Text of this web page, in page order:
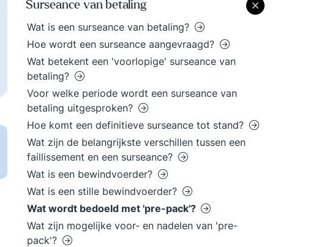
Surseance van betaling
Wat is een surseance van betaling?
Hoe wordt een surseance aangevraagd?
Wat betekent een 'voorlopige' surseance van
betaling?
Voor welke periode wordt een surseance van
betaling uitgesproken?
Hoe komt een definitieve surseance tot stand?
Wat zijn de belangrijkste verschillen tussen een
faillissement en een surseance?
Wat is een bewindvoerder?
Wat is een stille bewindvoerder?
Wat wordt bedoeld met 'pre-pack'?
Wat zijn mogelijke voor- en nadelen van 'pre-
pack'?